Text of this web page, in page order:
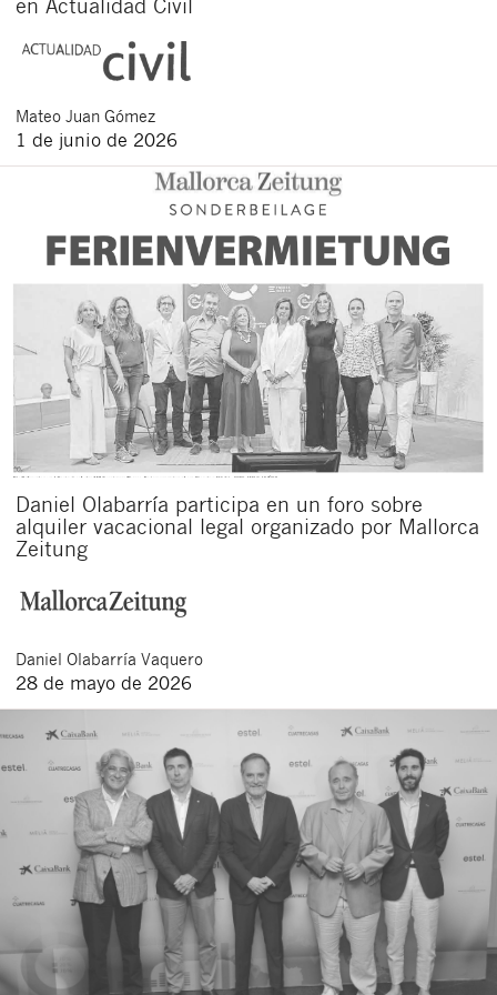
Mateo Juan Gómez
1 de junio de 2026
Daniel Olabarría participa en un foro sobre
alquiler vacacional legal organizado por Mallorca
Zeitung
Daniel Olabarría Vaquero
28 de mayo de 2026
Cerrar